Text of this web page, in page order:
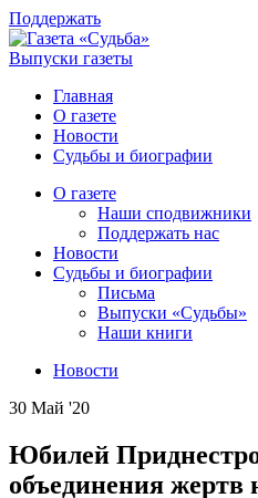
Поддержать
Выпуски газеты
Главная
О газете
Новости
Судьбы и биографии
О газете
Наши сподвижники
Поддержать нас
Новости
Судьбы и биографии
Письма
Выпуски «Судьбы»
Наши книги
Новости
30 Май '20
Юбилей
объединения жертв